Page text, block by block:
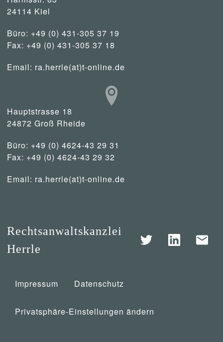
24114 Kiel
Büro: +49 (0) 431-305 37 19
Fax: +49 (0) 431-305 37 18
Email: ra.herrle(at)t-online.de
Hauptstrasse 18
24872 Groß Rheide
Büro: +49 (0) 4624-43 29 31
Fax: +49 (0) 4624-43 29 32
Email: ra.herrle(at)t-online.de
Rechtsanwaltskanzlei
Herrle
Impressum Datenschutz
Privatsphäre-Einstellungen ändern